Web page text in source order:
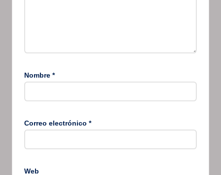
Nombre *
Correo electrónico *
Web